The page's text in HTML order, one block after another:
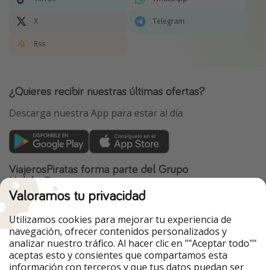
X Telegram
Rss
¿Quieres recibir nuestras últimas ofertas?
Descarga nuestra App para estar al día
ViajerosPiratas forma parte del Grupo
HolidayPirates
Nuestros mercados
PiratinViaggio
HolidayPirates
VakantiePiraten
WakacyjniPiraci
VoyagesPirates
Ferienpiraten
Urlaubspiraten
Urlaubspiraten
TravelPirates
Valoramos tu privacidad
Utilizamos cookies para mejorar tu experiencia de
navegación, ofrecer contenidos personalizados y
analizar nuestro tráfico. Al hacer clic en ""Aceptar todo""
aceptas esto y consientes que compartamos esta
información con terceros y que tus datos puedan ser